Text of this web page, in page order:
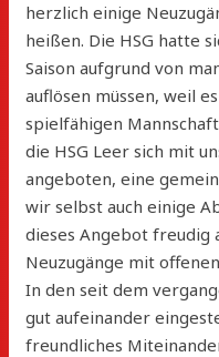
herzlich einige
heißen. Die HSG hatte
Saison aufgrund von
auflösen müssen, weil
spielfähigen
die HSG Leer sich mit
angeboten, eine
wir selbst auch einige
dieses Angebot freudig
Neuzugänge mit
In den seit dem
gut aufeinander
freundliches